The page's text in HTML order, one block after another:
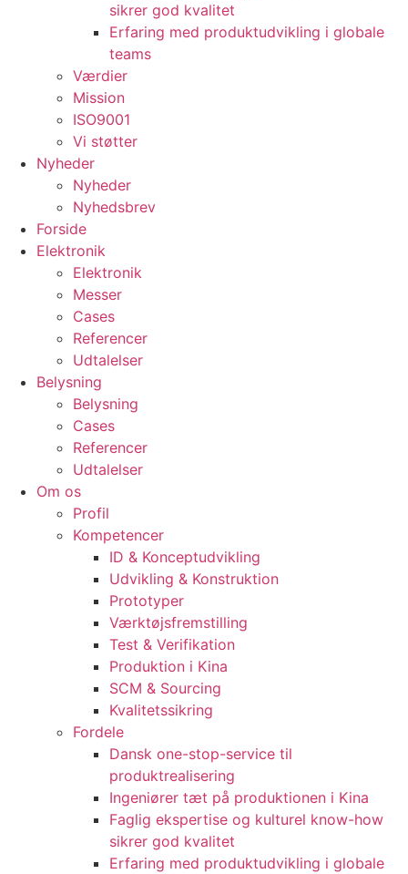
sikrer god kvalitet
Erfaring med produktudvikling i globale
teams
Værdier
Mission
ISO9001
Vi støtter
Nyheder
Nyheder
Nyhedsbrev
Forside
Elektronik
Elektronik
Messer
Cases
Referencer
Udtalelser
Belysning
Belysning
Cases
Referencer
Udtalelser
Om os
Profil
Kompetencer
ID & Konceptudvikling
Udvikling & Konstruktion
Prototyper
Værktøjsfremstilling
Test & Verifikation
Produktion i Kina
SCM & Sourcing
Kvalitetssikring
Fordele
Dansk one-stop-service til
produktrealisering
Ingeniører tæt på produktionen i Kina
Faglig ekspertise og kulturel know-how
sikrer god kvalitet
Erfaring med produktudvikling i globale